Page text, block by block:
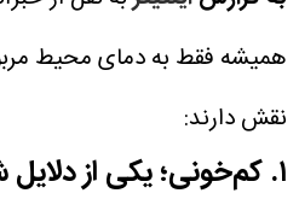
همیشه فقط به دمای محیط
نقش دارند:
۱. کم‌خونی؛ یکی از دلایل شایع